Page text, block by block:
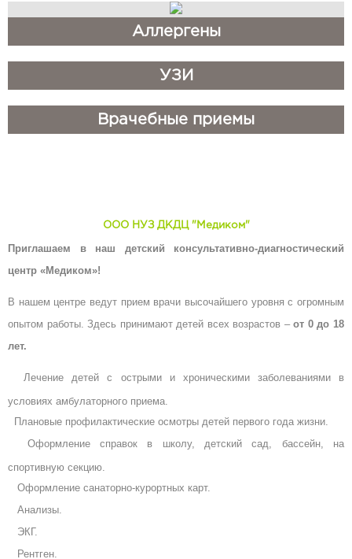
​Аллергены
​УЗИ
​Врачебные приемы
ООО НУЗ ДКДЦ "Медиком"
Приглашаем в наш детский консультативно-диагностический
центр «Медиком»!
В нашем центре ведут прием врачи высочайшего уровня с огромным
опытом работы. Здесь принимают детей всех возрастов –от 0 до 18
лет.
Лечение детей с острыми и хроническими заболеваниями в
условиях амбулаторного приема.
Плановые профилактические осмотры детей первого года жизни.
Оформление справок в школу, детский сад, бассейн, на
спортивную секцию.
Оформление санаторно-курортных карт.
Анализы.
ЭКГ.
Рентген.